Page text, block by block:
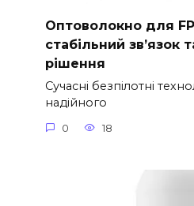
Оптоволокно для
стабільний зв’язок
рішення
Сучасні безпілотні
надійного
0 18